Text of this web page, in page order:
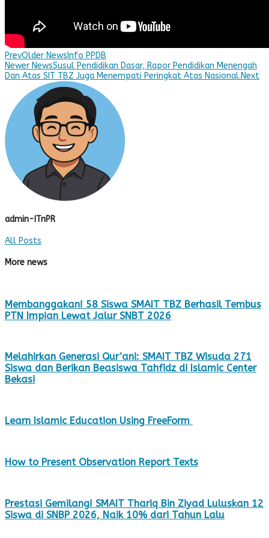
PrevOlder News Info PPDB
Newer NewsSusul Pendidikan Dasar, Rapor Pendidikan Menengah
Dan Atas SIT TBZ Juga Menempati Peringkat Atas Nasional.Next
admin-ITnPR
All Posts
More news
Membanggakan! 58 Siswa SMAIT TBZ Berhasil Tembus
PTN Impian Lewat Jalur SNBT 2026
Melahirkan Generasi Qur’ani: SMAIT TBZ Wisuda 271
Siswa dan Berikan Beasiswa Tahfidz di Islamic Center
Bekasi
Learn Islamic Education Using FreeForm
How to Present Observation Report Texts
Prestasi Gemilang! SMAIT Thariq Bin Ziyad Luluskan 12
Siswa di SNBP 2026, Naik 10% dari Tahun Lalu